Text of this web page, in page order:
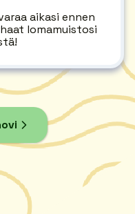
aikasi ennen
lomamuistosi